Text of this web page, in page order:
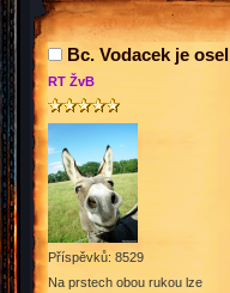
Bc. Vodacek je osel
RT ŽvB
Příspěvků: 8529
Na prstech obou rukou lze